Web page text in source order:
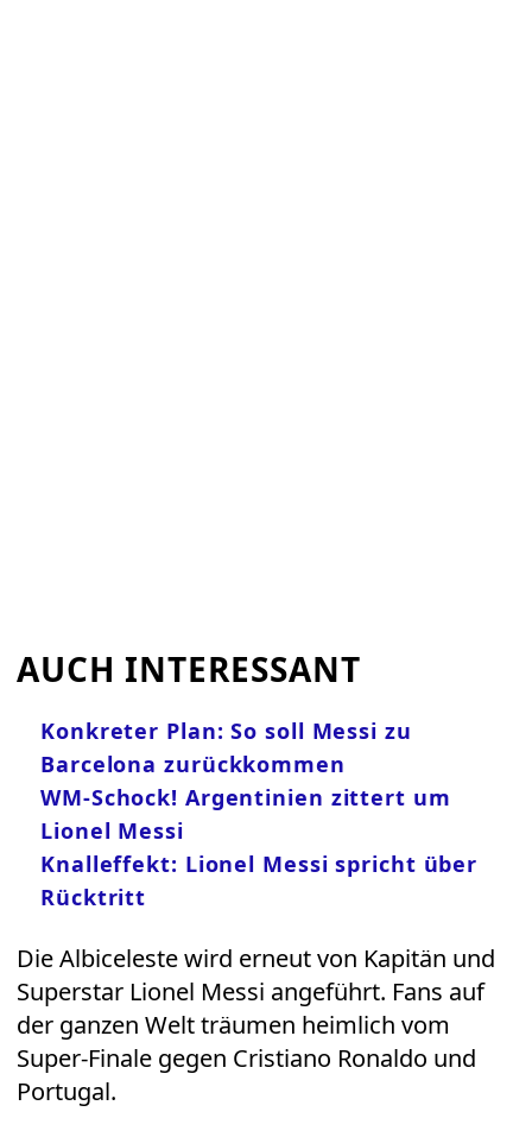
AUCH INTERESSANT
Konkreter Plan: So soll Messi zu
Barcelona zurückkommen
WM-Schock! Argentinien zittert um
Lionel Messi
Knalleffekt: Lionel Messi spricht über
Rücktritt
Die Albiceleste wird erneut von Kapitän und
Superstar Lionel Messi angeführt. Fans auf
der ganzen Welt träumen heimlich vom
Super-Finale gegen Cristiano Ronaldo und
Portugal.